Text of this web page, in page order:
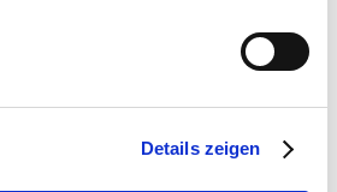
Details zeigen